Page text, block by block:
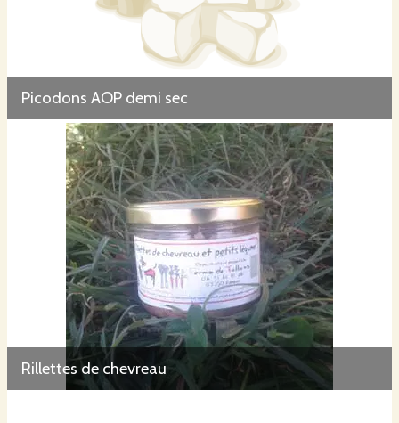
Picodons AOP demi sec
Rillettes de chevreau